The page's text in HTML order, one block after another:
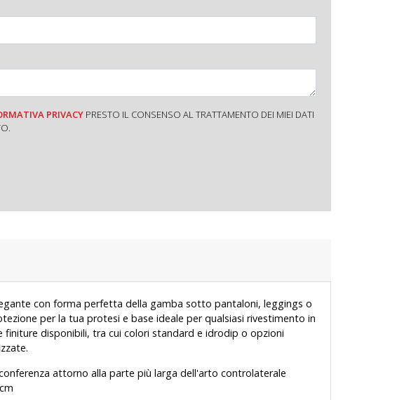
PRIVACY PRESTO IL CONSENSO AL TRATTAMENTO DEI MIEI DATI
con forma perfetta della gamba sotto pantaloni, leggings o
per la tua protesi e base ideale per qualsiasi rivestimento in
finiture disponibili, tra cui colori standard e idrodip o opzioni
attorno alla parte più larga dell'arto controlaterale